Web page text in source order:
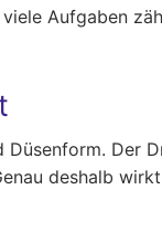
Aufgaben
deshalb